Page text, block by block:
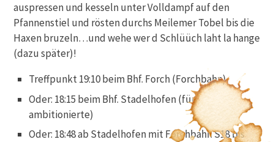
auspressen und kesseln unter Volldampf auf den
Pfannenstiel und rösten durchs Meilemer Tobel bis die
Haxen bruzeln…und wehe wer d Schlüüch laht la hange
(dazu später)!
Treffpunkt 19:10 beim Bhf. Forch (Forchbahn)
Oder: 18:15 beim Bhf. Stadelhofen (für
ambitionierte)
Oder: 18:48 ab Stadelhofen mit Forchbahn S18 bis